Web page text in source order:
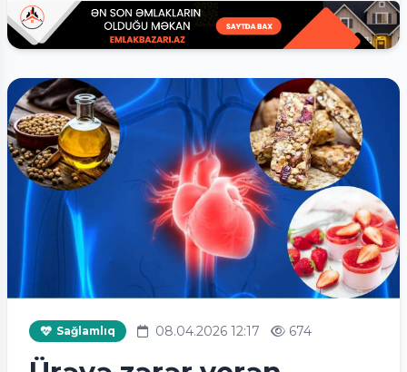
Sağlamlıq 08.04.2026 12:17 674